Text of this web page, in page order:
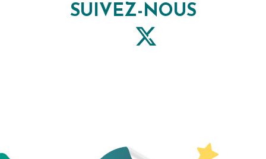
SUIVEZ-NOUS